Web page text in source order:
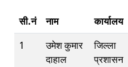
सी.नं नाम कार्यालय
1
उमेश कुमार
दाहाल
जिल्ला
प्रशासन